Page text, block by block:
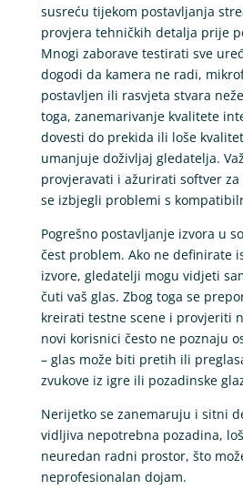
susreću tijekom postavljanja
provjera tehničkih detalja prije
Mnogi zaborave testirati sve
dogodi da kamera ne radi,
postavljen ili rasvjeta stvara
toga, zanemarivanje kvalitete
dovesti do prekida ili loše
umanjuje doživljaj gledatelja.
provjeravati i ažurirati softver
se izbjegli problemi s
Pogrešno postavljanje izvora u
čest problem. Ako ne definirate
izvore, gledatelji mogu vidjeti
čuti vaš glas. Zbog toga se
kreirati testne scene i provjeriti
novi korisnici često ne poznaju
– glas može biti pretih ili
zvukove iz igre ili pozadinske
Nerijetko se zanemaruju i sitni
vidljiva nepotrebna pozadina,
neuredan radni prostor, što
neprofesionalan dojam.